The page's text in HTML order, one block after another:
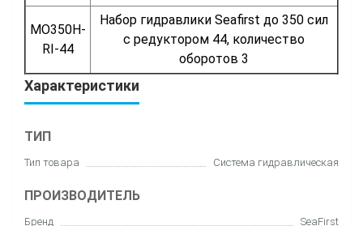
MO350H-
RI-44
Набор гидравлики Seafirst до 350 сил
с редуктором 44, количество
оборотов 3
Характеристики
ТИП
Тип товара Система гидравлическая
ПРОИЗВОДИТЕЛЬ
Бренд
SeaFirst